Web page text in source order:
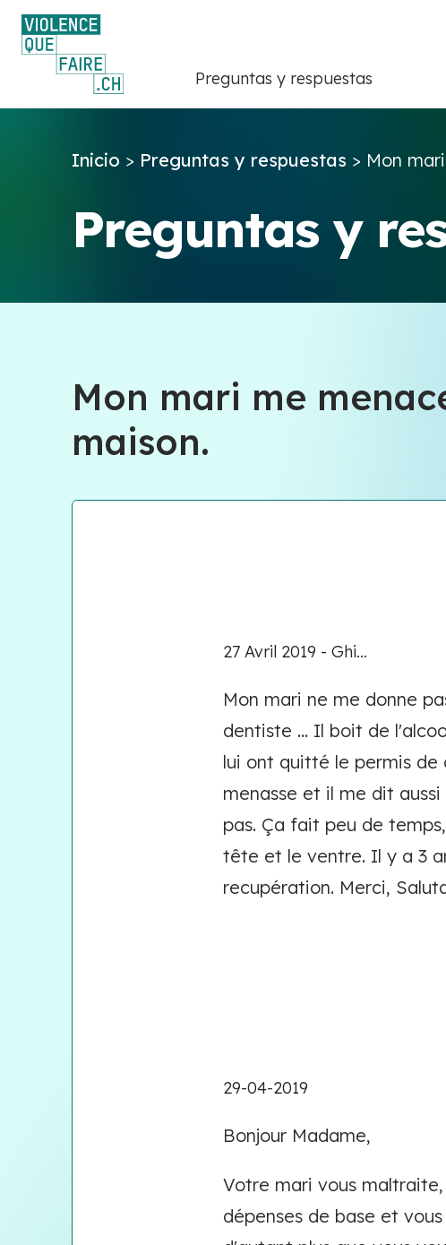
Preguntas y respuestas
Inicio > Preguntas y respuestas > Mon
Preguntas y
Mon mari me
maison.
27 Avril 2019 - Ghi...
Mon mari ne me donne
dentiste ... Il boit de
lui ont quitté le permis
menasse et il me dit
pas. Ça fait peu de
tête et le ventre. Il y a 3
recupération. Merci,
29-04-2019
Bonjour Madame,
Votre mari vous
dépenses de base et